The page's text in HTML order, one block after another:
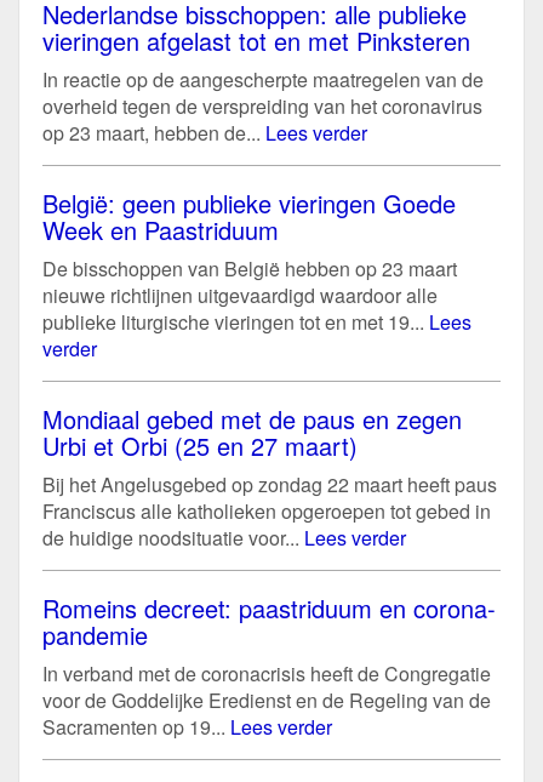
Nederlandse bisschoppen: alle publieke
vieringen afgelast tot en met Pinksteren
In reactie op de aangescherpte maatregelen van de
overheid tegen de verspreiding van het coronavirus
op 23 maart, hebben de... Lees verder
België: geen publieke vieringen Goede
Week en Paastriduum
De bisschoppen van België hebben op 23 maart
nieuwe richtlijnen uitgevaardigd waardoor alle
publieke liturgische vieringen tot en met 19... Lees
verder
Mondiaal gebed met de paus en zegen
Urbi et Orbi (25 en 27 maart)
Bij het Angelusgebed op zondag 22 maart heeft paus
Franciscus alle katholieken opgeroepen tot gebed in
de huidige noodsituatie voor... Lees verder
Romeins decreet: paastriduum en corona-
pandemie
In verband met de coronacrisis heeft de Congregatie
voor de Goddelijke Eredienst en de Regeling van de
Sacramenten op 19... Lees verder